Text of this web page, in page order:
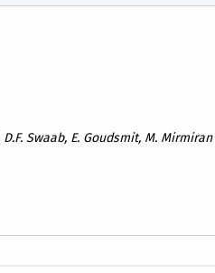
D.F. Swaab, E. Goudsmit, M. Mirmiran